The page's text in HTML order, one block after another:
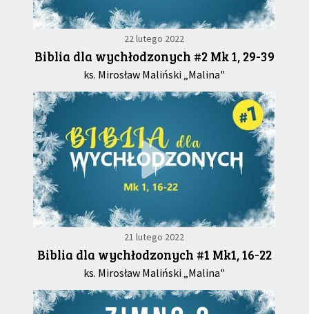
22 lutego 2022
Biblia dla wychłodzonych #2 Mk 1, 29-39
ks. Mirosław Maliński „Malina"
21 lutego 2022
Biblia dla wychłodzonych #1 Mk1, 16-22
ks. Mirosław Maliński „Malina"